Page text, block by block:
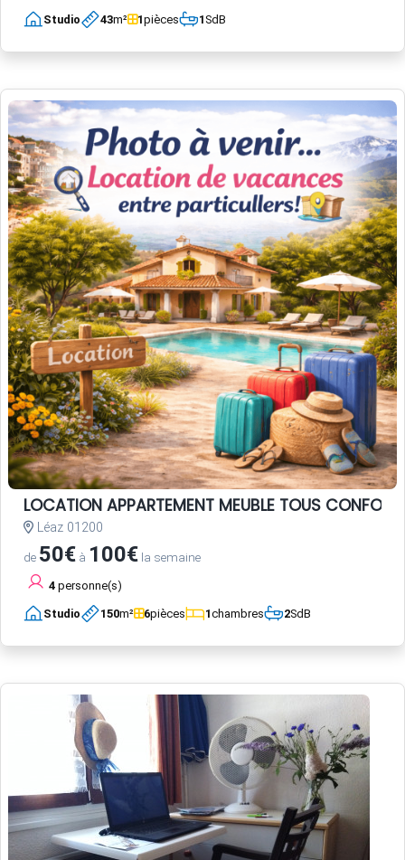
Studio 43m² 1pièces 1SdB
LOCATION APPARTEMENT MEUBLE TOUS CONFORT
Léaz 01200
de 50€ à 100€ la semaine
4 personne(s)
Studio 150m² 6pièces 1chambres 2SdB